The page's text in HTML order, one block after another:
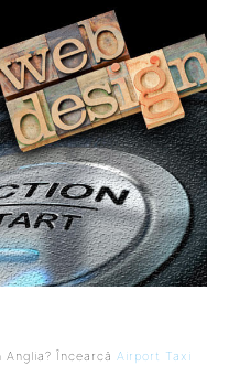
Încearcă Airport Taxi